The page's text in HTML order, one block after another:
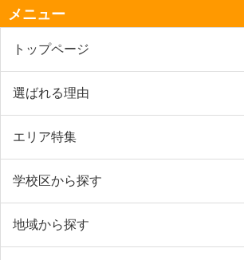
メニュー
トップページ
選ばれる理由
エリア特集
学校区から探す
地域から探す